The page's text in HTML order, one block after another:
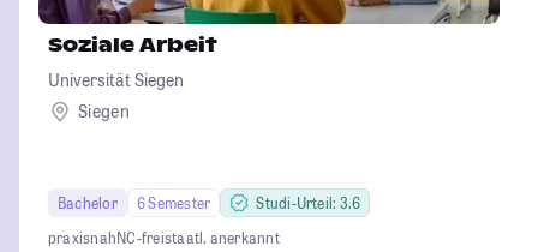
Soziale Arbeit
Universität Siegen
Siegen
Bachelor 6 Semester
Studi-Urteil: 3.6
praxisnahNC-freistaatl. anerkannt